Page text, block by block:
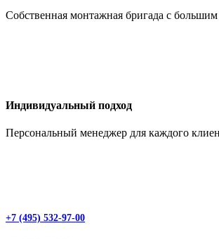
Собственная монтажная бригада с
Индивидуальный подход
Персональный менеджер для каждого
+7 (495) 532-97-00